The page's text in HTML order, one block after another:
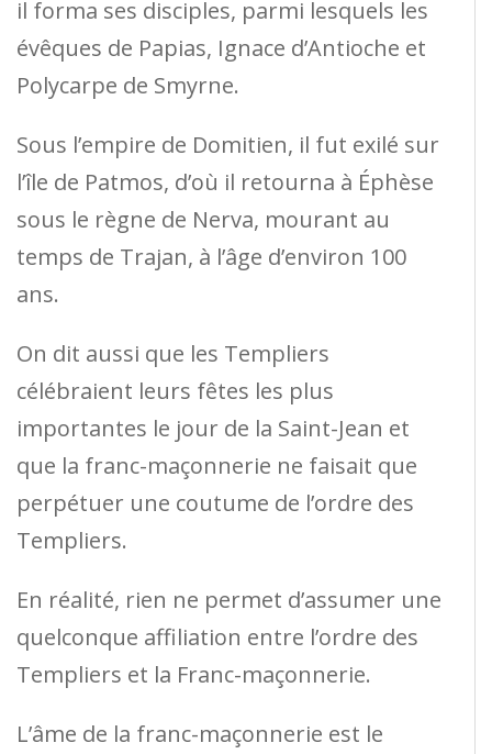
il forma ses disciples, parmi lesquels les
évêques de Papias, Ignace d’Antioche et
Polycarpe de Smyrne.
Sous l’empire de Domitien, il fut exilé sur
l’île de Patmos, d’où il retourna à Éphèse
sous le règne de Nerva, mourant au
temps de Trajan, à l’âge d’environ 100
ans.
On dit aussi que les Templiers
célébraient leurs fêtes les plus
importantes le jour de la Saint-Jean et
que la franc-maçonnerie ne faisait que
perpétuer une coutume de l’ordre des
Templiers.
En réalité, rien ne permet d’assumer une
quelconque affiliation entre l’ordre des
Templiers et la Franc-maçonnerie.
L’âme de la franc-maçonnerie est le